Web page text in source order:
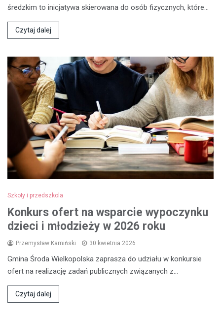
średzkim to inicjatywa skierowana do osób fizycznych, które…
Czytaj dalej
Szkoły i przedszkola
Konkurs ofert na wsparcie wypoczynku
dzieci i młodzieży w 2026 roku
Przemysław Kamiński 30 kwietnia 2026
Gmina Środa Wielkopolska zaprasza do udziału w konkursie
ofert na realizację zadań publicznych związanych z…
Czytaj dalej